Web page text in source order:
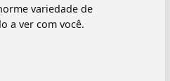
variedade de
a ver com você.